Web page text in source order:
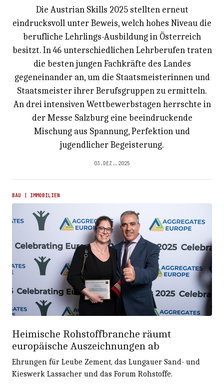
Die Austrian Skills 2025 stellten erneut
eindrucksvoll unter Beweis, welch hohes Niveau die
berufliche Lehrlings-Ausbildung in Österreich
besitzt. In 46 unterschiedlichen Lehrberufen traten
die besten jungen Fachkräfte des Landes
gegeneinander an, um die Staatsmeisterinnen und
Staatsmeister ihrer Berufsgruppen zu ermitteln.
An drei intensiven Wettbewerbstagen herrschte in
der Messe Salzburg eine beeindruckende
Mischung aus Spannung, Perfektion und
jugendlicher Begeisterung.
03.DEZ..2025
BAU | IMMOBILIEN
Heimische Rohstoffbranche räumt
europäische Auszeichnungen ab
Ehrungen für Leube Zement, das Lungauer Sand- und
Kieswerk Lassacher und das Forum Rohstoffe.